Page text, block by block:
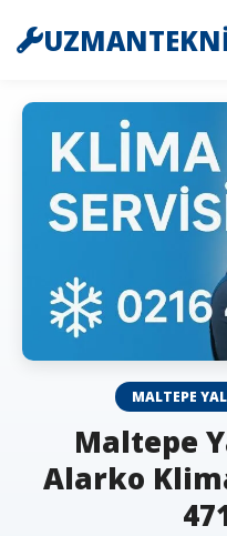
MALTEPE
Maltepe
Alarko